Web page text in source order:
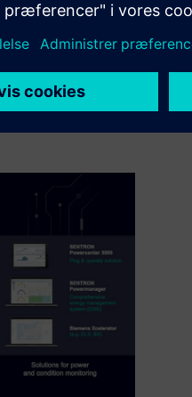
fra
at identificere
og anlæg,